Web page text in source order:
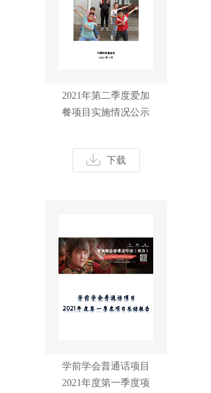
2021年第二季度爱加
餐项目实施情况公示
下载
学前学会普通话项目
2021年度第一季度项